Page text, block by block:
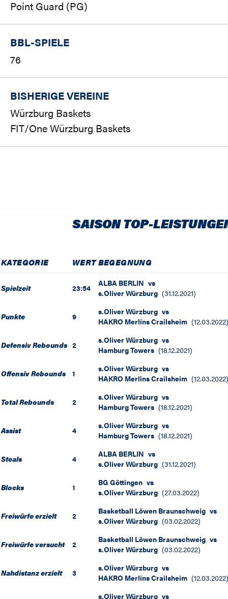
Point Guard (PG)
BBL-SPIELE
76
BISHERIGE VEREINE
Würzburg Baskets
FIT/One Würzburg Baskets
SAISON TOP-
KATEGORIE WERTBEGEGNUNG
Spielzeit 23:54 ALBA BERLIN vs
s.Oliver Würzburg (31.12.2021)
Punkte 9 s.Oliver Würzburg vs
HAKRO Merlins Crailsheim (12.03.2022)
Defensiv Rebounds 2 s.Oliver Würzburg vs
Hamburg Towers (18.12.2021)
Offensiv Rebounds 1 s.Oliver Würzburg vs
HAKRO Merlins Crailsheim (12.03.2022)
Total Rebounds 2 s.Oliver Würzburg vs
Hamburg Towers (18.12.2021)
Assist 4 s.Oliver Würzburg vs
Hamburg Towers (18.12.2021)
Steals 4 ALBA BERLIN vs
s.Oliver Würzburg (31.12.2021)
Blocks 1 BG Göttingen vs
s.Oliver Würzburg (27.03.2022)
Freiwürfe erzielt 2 Basketball Löwen Braunschweig vs
s.Oliver Würzburg (03.02.2022)
Freiwürfe versucht 2 Basketball Löwen Braunschweig vs
s.Oliver Würzburg (03.02.2022)
Nahdistanz erzielt 3 s.Oliver Würzburg vs
HAKRO Merlins Crailsheim (12.03.2022)
s.Oliver Würzburg vs